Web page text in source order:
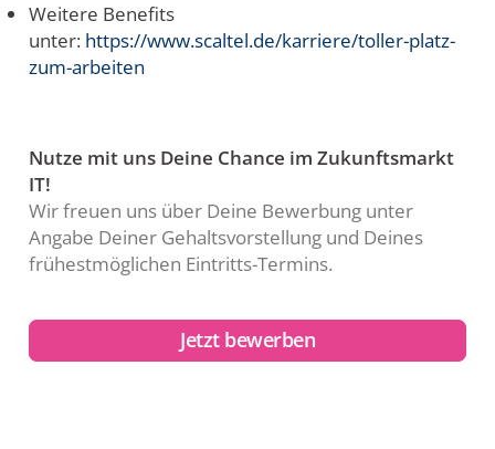
Weitere Benefits
unter: https://www.scaltel.de/karriere/toller-platz-
zum-arbeiten
Nutze mit uns Deine Chance im Zukunftsmarkt
IT!
Wir freuen uns über Deine Bewerbung unter
Angabe Deiner Gehaltsvorstellung und Deines
frühestmöglichen Eintritts-Termins.
Jetzt bewerben